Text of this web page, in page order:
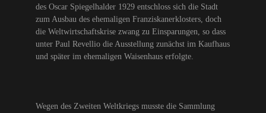
des Oscar Spiegelhalder 1929 entschloss sich die Stadt
zum Ausbau des ehemaligen Franziskanerklosters, doch
die Weltwirtschaftskrise zwang zu Einsparungen, so dass
unter Paul Revellio die Ausstellung zunächst im Kaufhaus
und später im ehemaligen Waisenhaus erfolgte.
Wegen des Zweiten Weltkriegs musste die Sammlung